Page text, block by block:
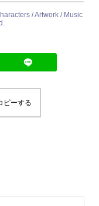
/ Artwork / Music
ピーする